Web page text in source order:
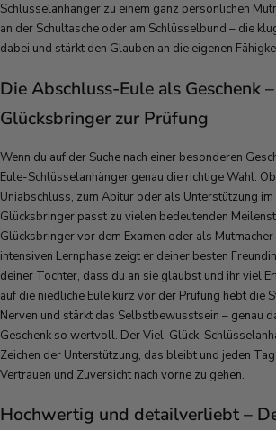
Schlüsselanhänger zu einem ganz persönlichen
an der Schultasche oder am Schlüsselbund – die
dabei und stärkt den Glauben an die eigenen
Die Abschluss-Eule als Geschenk
Glücksbringer zur Prüfung
Wenn du auf der Suche nach einer besonderen
Eule-Schlüsselanhänger genau die richtige Wahl.
Uniabschluss, zum Abitur oder als Unterstützung
Glücksbringer passt zu vielen bedeutenden
Glücksbringer vor dem Examen oder als
intensiven Lernphase zeigt er deiner besten
deiner Tochter, dass du an sie glaubst und ihr viel
auf die niedliche Eule kurz vor der Prüfung hebt die
Nerven und stärkt das Selbstbewusstsein – genau
Geschenk so wertvoll. Der Viel-Glück-
Zeichen der Unterstützung, das bleibt und jeden
Vertrauen und Zuversicht nach vorne zu gehen.
Hochwertig und detailverliebt –